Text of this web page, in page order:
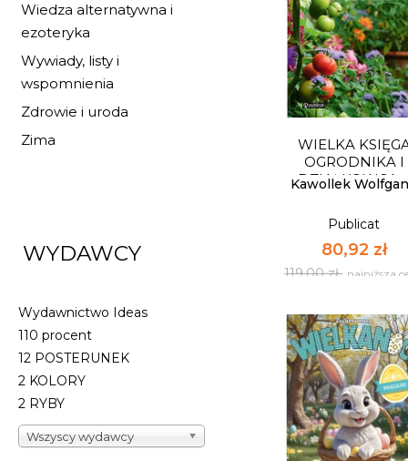
Wiedza alternatywna i
ezoteryka
Wywiady, listy i
wspomnienia
Zdrowie i uroda
Zima
WYDAWCY
Wydawnictwo Ideas
110 procent
12 POSTERUNEK
2 KOLORY
2 RYBY
Wszyscy wydawcy
MATULEŃKA /
MARYJNA TOM
WIOSNA
JUT
27,13 zł
39,90 zł najniższa
Dostępnych: 43
Ilość:
DO KOSZYKA
WIELKA
OGRODNIKA I
Kawollek
Publicat
80,92 zł
119,00 zł najniższa
WIELKA
OGRODNIKA I
Publicat